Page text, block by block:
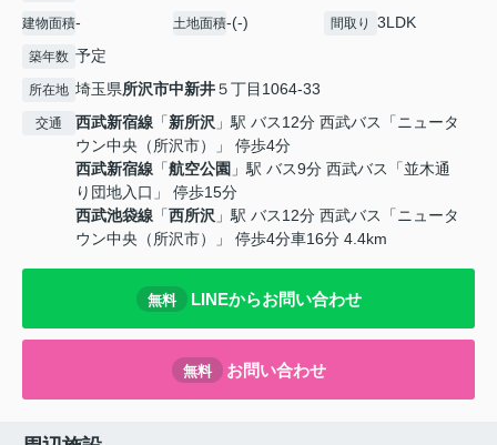
建物面積- 土地面積-(-) 間取り 3LDK
築年数 予定
所在地 埼玉県所沢市中新井５丁目1064-33
交通 西武新宿線 「新所沢 」駅 バス12分 西武バス「ニュータ
ウン中央（所沢市）」 停歩4分
西武新宿線 「航空公園 」駅 バス9分 西武バス「並木通
り団地入口」 停歩15分
西武池袋線 「西所沢 」駅 バス12分 西武バス「ニュータ
ウン中央（所沢市）」 停歩4分車16分 4.4km
無料 LINEからお問い合わせ
無料 お問い合わせ